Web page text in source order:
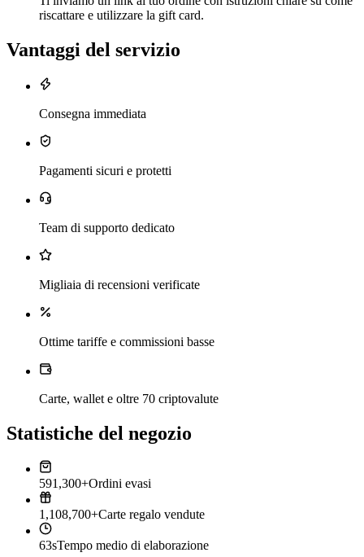
riscattare e utilizzare la gift card.
Vantaggi del servizio
Consegna immediata
Pagamenti sicuri e protetti
Team di supporto dedicato
Migliaia di recensioni verificate
Ottime tariffe e commissioni basse
Carte, wallet e oltre 70 criptovalute
Statistiche del negozio
591,300+Ordini evasi
1,108,700+Carte regalo vendute
63sTempo medio di elaborazione